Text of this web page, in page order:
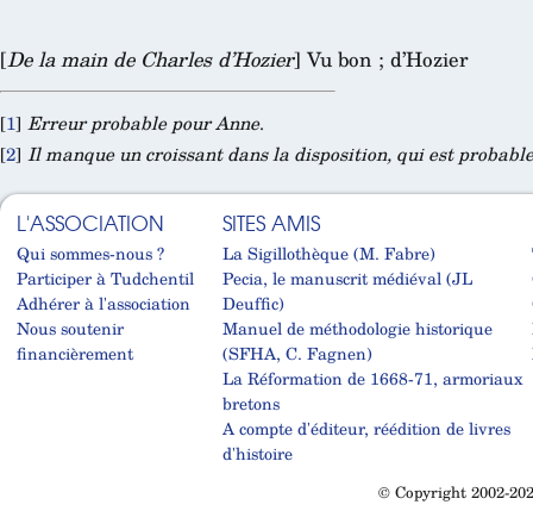
[De la main de Charles d’Hozier] Vu bon ; d’Hozier
[1] Erreur probable pour Anne.
[2] Il manque un croissant dans la disposition, qui est
L'ASSOCIATION
Qui sommes-nous ?
Participer à Tudchentil
Adhérer à l'association
Nous soutenir
financièrement
SITES AMIS
La Sigillothèque (M. Fabre)
Pecia, le manuscrit médiéval (JL
Deuffic)
Manuel de méthodologie historique
(SFHA, C. Fagnen)
La Réformation de 1668-71, armoriaux
bretons
A compte d'éditeur, réédition de livres
d'histoire
© Copyright 2002-